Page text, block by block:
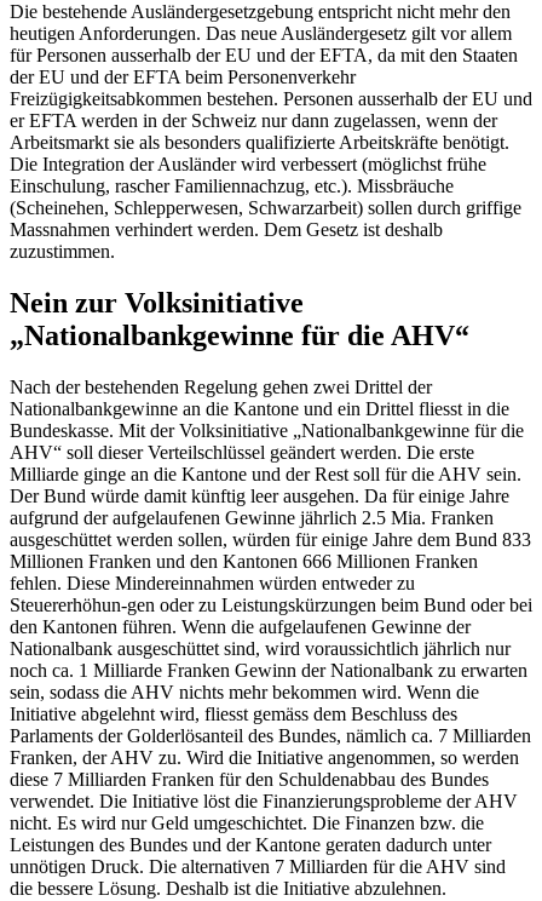
Die bestehende Ausländergesetzgebung entspricht nicht mehr den
heutigen Anforderungen. Das neue Ausländergesetz gilt vor allem
für Personen ausserhalb der EU und der EFTA, da mit den Staaten
der EU und der EFTA beim Personenverkehr
Freizügigkeitsabkommen bestehen. Personen ausserhalb der EU und
er EFTA werden in der Schweiz nur dann zugelassen, wenn der
Arbeitsmarkt sie als besonders qualifizierte Arbeitskräfte benötigt.
Die Integration der Ausländer wird verbessert (möglichst frühe
Einschulung, rascher Familiennachzug, etc.). Missbräuche
(Scheinehen, Schlepperwesen, Schwarzarbeit) sollen durch griffige
Massnahmen verhindert werden. Dem Gesetz ist deshalb
zuzustimmen.
Nein zur Volksinitiative
„Nationalbankgewinne für die AHV“
Nach der bestehenden Regelung gehen zwei Drittel der
Nationalbankgewinne an die Kantone und ein Drittel fliesst in die
Bundeskasse. Mit der Volksinitiative „Nationalbankgewinne für die
AHV“ soll dieser Verteilschlüssel geändert werden. Die erste
Milliarde ginge an die Kantone und der Rest soll für die AHV sein.
Der Bund würde damit künftig leer ausgehen. Da für einige Jahre
aufgrund der aufgelaufenen Gewinne jährlich 2.5 Mia. Franken
ausgeschüttet werden sollen, würden für einige Jahre dem Bund 833
Millionen Franken und den Kantonen 666 Millionen Franken
fehlen. Diese Mindereinnahmen würden entweder zu
Steuererhöhun-gen oder zu Leistungskürzungen beim Bund oder bei
den Kantonen führen. Wenn die aufgelaufenen Gewinne der
Nationalbank ausgeschüttet sind, wird voraussichtlich jährlich nur
noch ca. 1 Milliarde Franken Gewinn der Nationalbank zu erwarten
sein, sodass die AHV nichts mehr bekommen wird. Wenn die
Initiative abgelehnt wird, fliesst gemäss dem Beschluss des
Parlaments der Golderlösanteil des Bundes, nämlich ca. 7 Milliarden
Franken, der AHV zu. Wird die Initiative angenommen, so werden
diese 7 Milliarden Franken für den Schuldenabbau des Bundes
verwendet. Die Initiative löst die Finanzierungsprobleme der AHV
nicht. Es wird nur Geld umgeschichtet. Die Finanzen bzw. die
Leistungen des Bundes und der Kantone geraten dadurch unter
unnötigen Druck. Die alternativen 7 Milliarden für die AHV sind
die bessere Lösung. Deshalb ist die Initiative abzulehnen.